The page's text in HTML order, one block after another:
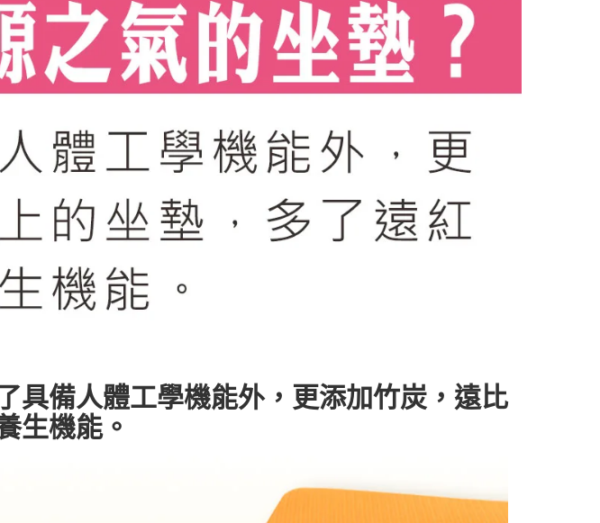
具備人體工學機能外，更添加竹炭，遠比
生機能。